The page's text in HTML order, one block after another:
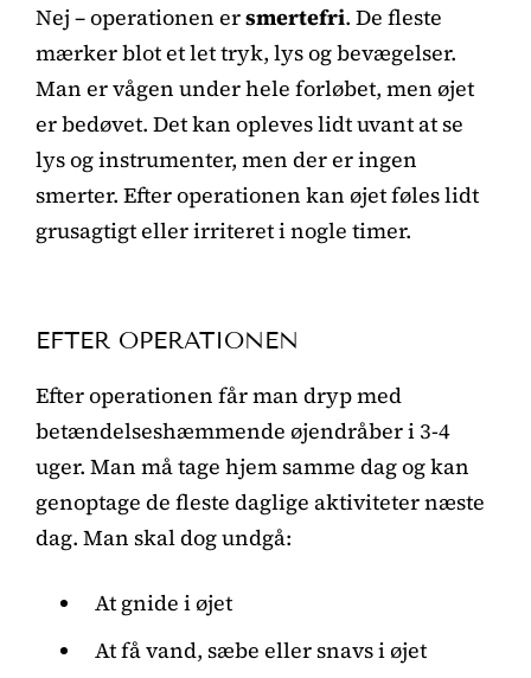
Nej – operationen ersmertefri. De fleste
mærker blot et let tryk, lys og bevægelser.
Man er vågen under hele forløbet, men øjet
er bedøvet. Det kan opleves lidt uvant at se
lys og instrumenter, men der er ingen
smerter. Efter operationen kan øjet føles lidt
grusagtigt eller irriteret i nogle timer.
EFTER OPERATIONEN
Efter operationen får man dryp med
betændelseshæmmende øjendråber i 3-4
uger. Man må tage hjem samme dag og kan
genoptage de fleste daglige aktiviteter næste
dag. Man skal dog undgå:
At gnide i øjet
At få vand, sæbe eller snavs i øjet